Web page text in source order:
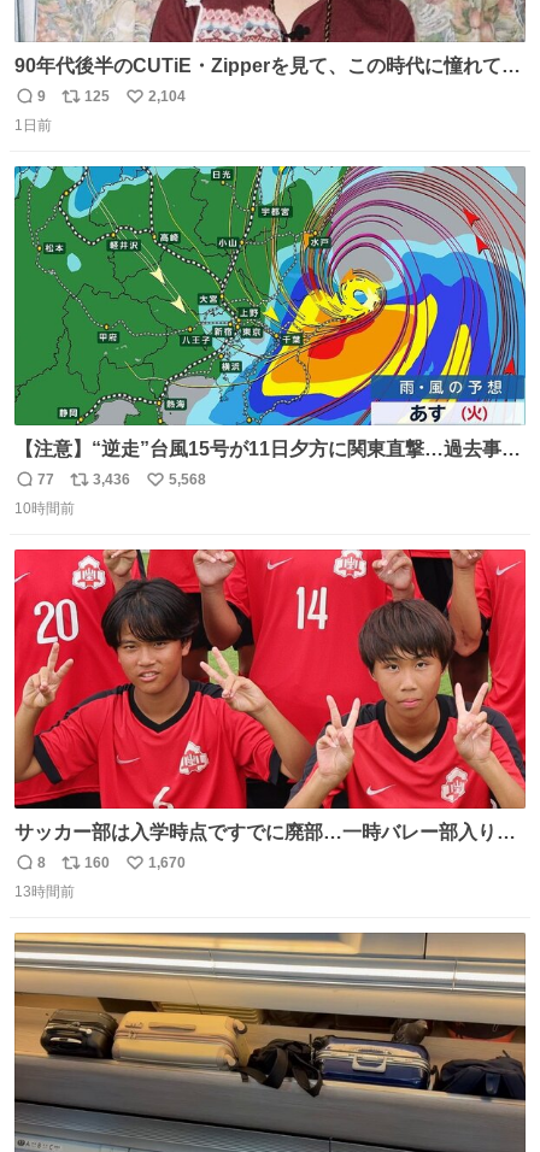
90年代後半のCUTiE・Zipperを見て、この時代に憧れて
「令和」に再現した22歳🍓 身につけてるものは全て90年代
後半のお洋服❤︎
返
信
9
リ
ト
数
125
い
数
2,104
1日前
【注意】“逆走”台風15号が11日夕方に関東直撃…過去事例
が少なく予想外の被害も懸念
news.livedoor.com/lite/article_d… 台風15号はかなり珍し
に進んで上陸した台風は過去にも3例しかない。もしも、
茨城県か福島県に上陸すれば初のケースとなる。
返
信
77
リ
ポ
ト
数
3,436
い
数
5,568
10時間前
サッカー部は入学時点ですでに廃部…一時バレー部入りも
2人で復活させた伊勢原市立中沢中の柳川&宮口、合同チー
ムで歩んだ3年間の集大成で全国へ
学校サッカー大会 #全中 #ゲキサカ
返
信
8
リ
ポ
ト
数
160
い
数
1,670
13時間前